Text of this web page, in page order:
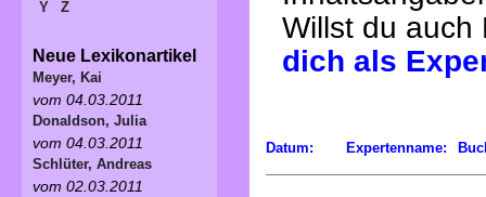
Willst du
dich als
Datum: Expertenname:
Y
Z
Neue Lexikonartikel
Meyer, Kai
vom 04.03.2011
Donaldson, Julia
vom 04.03.2011
Schlüter, Andreas
vom 02.03.2011